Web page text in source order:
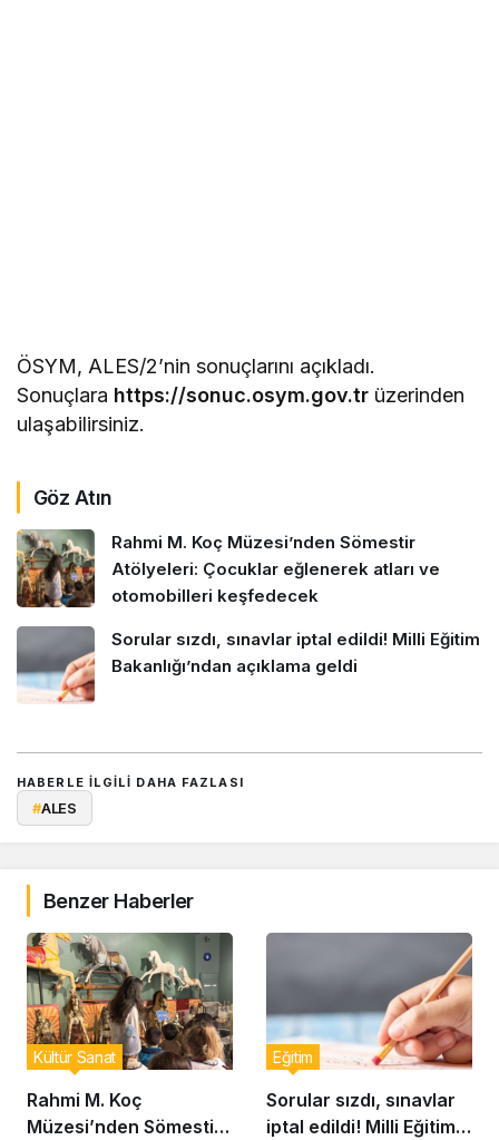
ÖSYM, ALES/2’nin sonuçlarını açıkladı.
Sonuçlara https://sonuc.osym.gov.tr üzerinden
ulaşabilirsiniz.
Göz Atın
Rahmi M. Koç Müzesi’nden Sömestir
Atölyeleri: Çocuklar eğlenerek atları ve
otomobilleri keşfedecek
Sorular sızdı, sınavlar iptal edildi! Milli Eğitim
Bakanlığı’ndan açıklama geldi
HABERLE ILGILI DAHA FAZLASI
#ALES
Benzer Haberler
Rahmi M. Koç
Müzesi’nden Sömestir
Kültür Sanat
Sorular sızdı, sınavlar
iptal edildi! Milli Eğitim
Eğitim